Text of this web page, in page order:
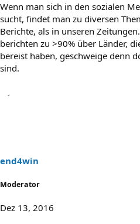
Wenn man sich in den sozialen
sucht, findet man zu diversen
Berichte, als in unseren
berichten zu >90% über Länder,
bereist haben, geschweige denn
sind.
end4win
Moderator
Dez 13, 2016